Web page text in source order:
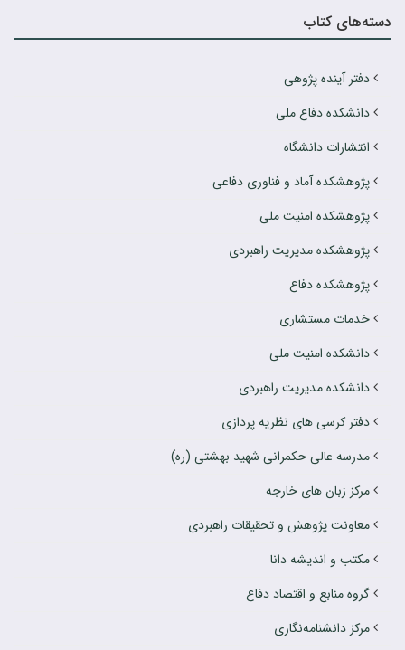
دسته‌های کتاب
دفتر آینده پژوهی
دانشکده دفاع ملی
انتشارات دانشگاه
پژوهشکده آماد و فناوری دفاعی
پژوهشکده امنیت ملی
پژوهشکده مدیریت راهبردی
پژوهشکده دفاع
خدمات مستشاری
دانشکده امنیت ملی
دانشکده مدیریت راهبردی
دفتر کرسی های نظریه پردازی
مدرسه عالی حکمرانی شهید بهشتی (ره)
مرکز زبان های خارجه
معاونت پژوهش و تحقیقات راهبردی
مکتب و اندیشه دانا
گروه منابع و اقتصاد دفاع
مرکز دانشنامه‌نگاری